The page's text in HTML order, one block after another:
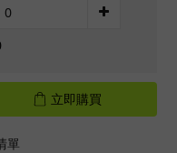
立即購買
單